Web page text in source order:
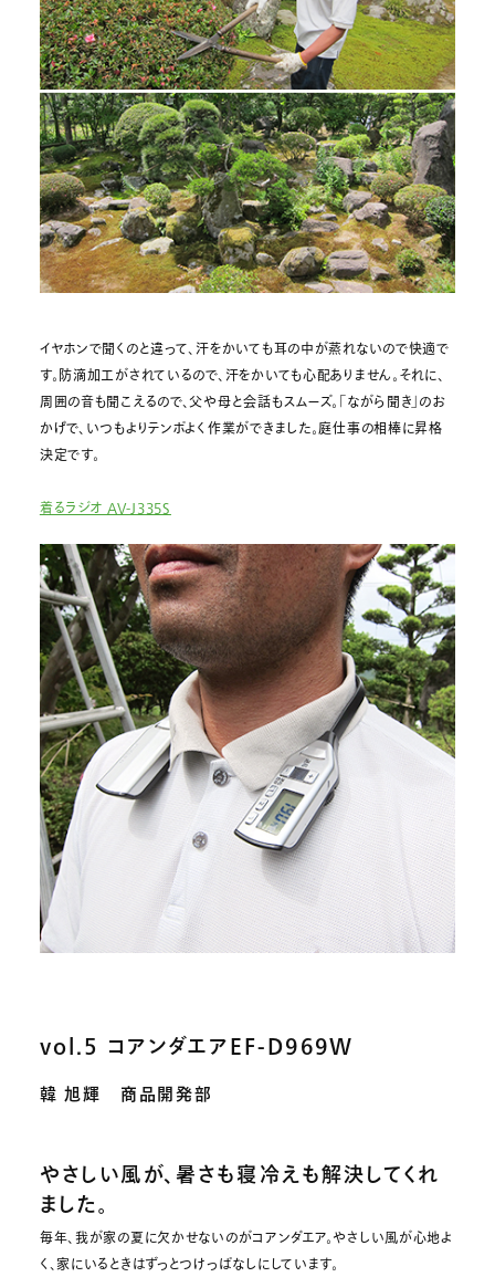
イヤホンで聞くのと違って、汗をかいても耳の中が蒸れないので快適で
す。防滴加工がされているので、汗をかいても心配ありません。それに、
周囲の音も聞こえるので、父や母と会話もスムーズ。「ながら聞き」のお
かげで、いつもよりテンポよく作業ができました。庭仕事の相棒に昇格
決定です。
着るラジオ AV-J335S
vol.5 コアンダエアEF-D969W
韓 旭輝 商品開発部
やさしい風が、暑さも寝冷えも解決してくれ
ました。
毎年、我が家の夏に欠かせないのがコアンダエア。やさしい風が心地よ
く、家にいるときはずっとつけっぱなしにしています。